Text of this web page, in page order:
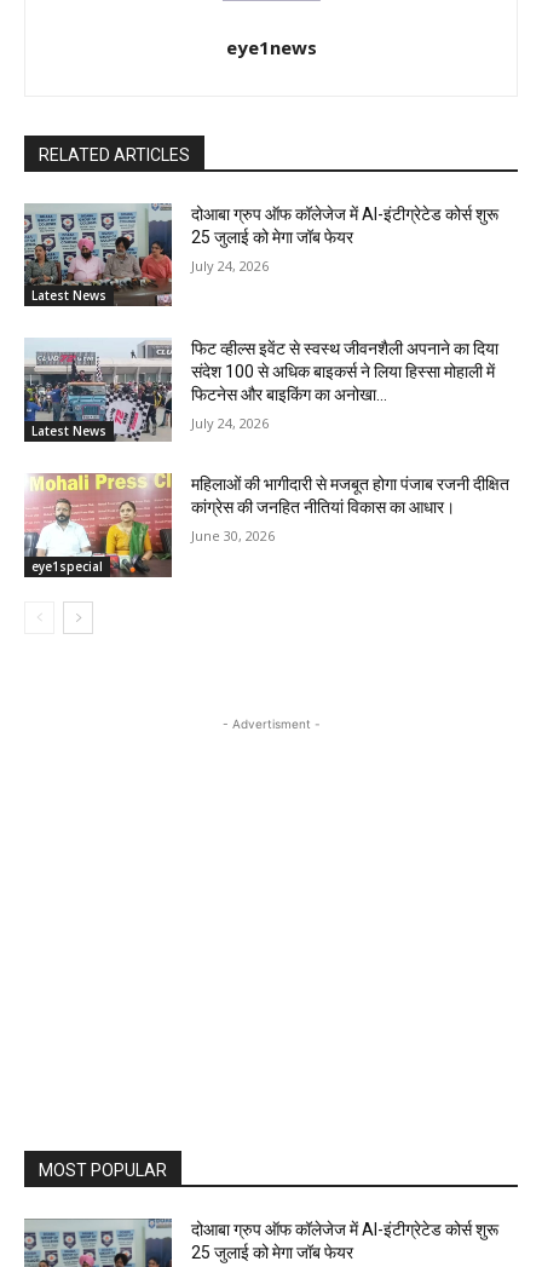
eye1news
RELATED ARTICLES
Latest News
दोआबा ग्रुप ऑफ कॉलेजेज में AI-इंटीग्रेटेड कोर्स शुरू
25 जुलाई को मेगा जॉब फेयर
July 24, 2026
Latest News
फिट व्हील्स इवेंट से स्वस्थ जीवनशैली अपनाने का दिया
संदेश 100 से अधिक बाइकर्स ने लिया हिस्सा मोहाली में
फिटनेस और बाइकिंग का अनोखा...
July 24, 2026
eye1special
महिलाओं की भागीदारी से मजबूत होगा पंजाब रजनी दीक्षित
कांग्रेस की जनहित नीतियां विकास का आधार।
June 30, 2026
- Advertisment -
MOST POPULAR
दोआबा ग्रुप ऑफ कॉलेजेज में AI-इंटीग्रेटेड कोर्स शुरू
25 जुलाई को मेगा जॉब फेयर